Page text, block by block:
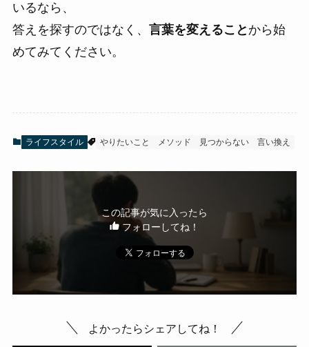
いるなら、
答えを探すのではなく、 言葉を変えることから始
めてみてください。
ライフスタイル やりたいこと メソッド 見つからない 言い換え
この記事が気に入ったら
フォローしてね！
よかったらシェアしてね！